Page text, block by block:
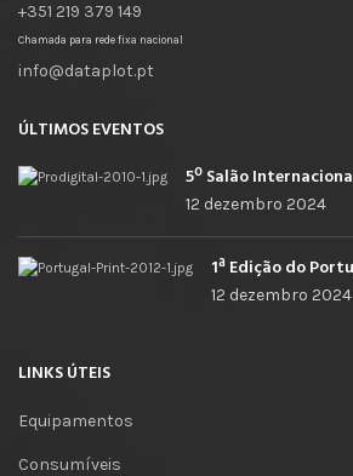
+351 219 379 149
Chamada para rede fixa nacional
info@dataplot.pt
ÚLTIMOS EVENTOS
12 dezembro 2024
12 dezembro 2024
LINKS ÚTEIS
Equipamentos
Consumíveis